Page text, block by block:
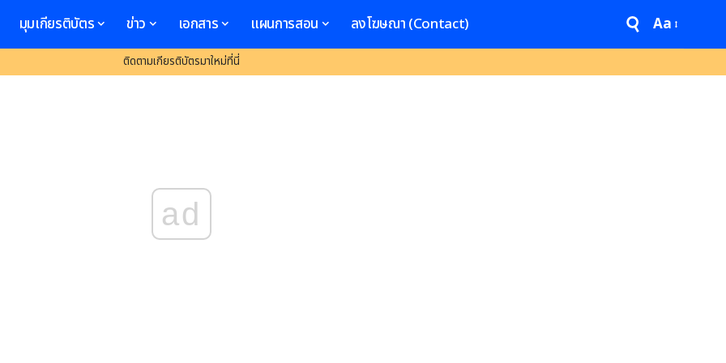
มุมเกียรติบัตร ข่าว เอกสาร แผนการสอน ลงโฆษณา (Contact) Aa
ติดตามเกียรติบัตรมาใหม่ที่นี่
ad